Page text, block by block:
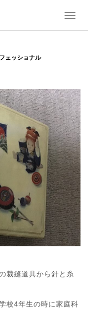
T
v
i
g
a
t
i
o
n
ェッショナル
裁縫道具から針と糸
校4年生の時に家庭科